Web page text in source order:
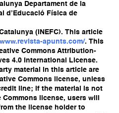
Departament de la
d’Educació Física de
(INEFC). This article
apunts.com/. This
Commons Attribution-
4.0 International License.
material in this article are
Commons license, unless
line; if the material is not
license, users will
the license holder to